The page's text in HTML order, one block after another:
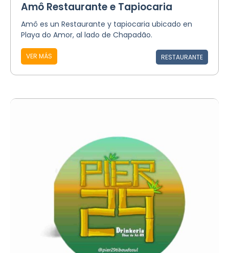
Amô Restaurante e Tapiocaria
Amô es un Restaurante y tapiocaria ubicado en
Playa do Amor, al lado de Chapadão.
VER MÁS RESTAURANTE